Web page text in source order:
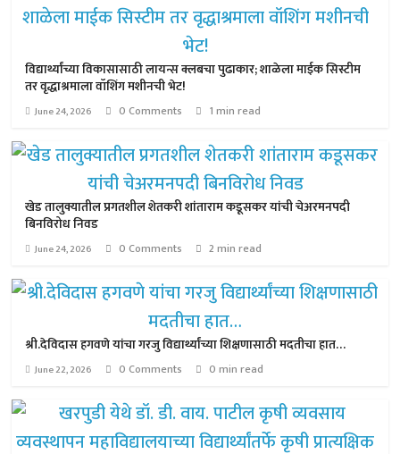
विद्यार्थ्यांच्या विकासासाठी लायन्स क्लबचा पुढाकार; शाळेला माईक सिस्टीम
तर वृद्धाश्रमाला वॉशिंग मशीनची भेट!
June 24, 2026 0 Comments 1 min read
खेड तालुक्यातील प्रगतशील शेतकरी शांताराम कडूसकर यांची चेअरमनपदी
बिनविरोध निवड
June 24, 2026 0 Comments 2 min read
श्री.देविदास हगवणे यांचा गरजु विद्यार्थ्यांच्या शिक्षणासाठी मदतीचा हात…
June 22, 2026 0 Comments 0 min read